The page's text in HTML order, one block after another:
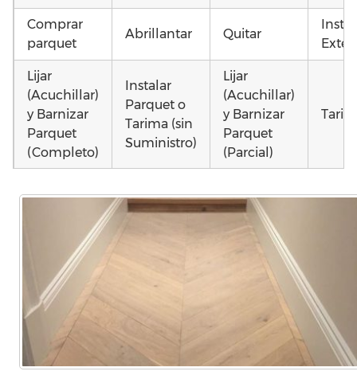
Comprar
parquet
Abrillantar Quitar
Lijar
(Acuchillar)
y Barnizar
Parquet
(Completo)
Instalar
Parquet o
Tarima (sin
Suministro)
Lijar
(Acuchillar)
y Barnizar
Parquet
(Parcial)
Comercial
parquet o
(Completa)
parquet o
Tarima
Vivienda
(Parcial)